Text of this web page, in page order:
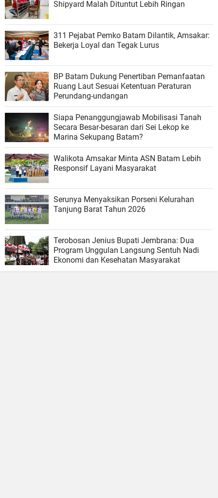
Shipyard Malah Dituntut Lebih Ringan
311 Pejabat Pemko Batam Dilantik, Amsakar:
Bekerja Loyal dan Tegak Lurus
BP Batam Dukung Penertiban Pemanfaatan
Ruang Laut Sesuai Ketentuan Peraturan
Perundang-undangan
Siapa Penanggungjawab Mobilisasi Tanah
Secara Besar-besaran dari Sei Lekop ke
Marina Sekupang Batam?
Walikota Amsakar Minta ASN Batam Lebih
Responsif Layani Masyarakat
Serunya Menyaksikan Porseni Kelurahan
Tanjung Barat Tahun 2026
Terobosan Jenius Bupati Jembrana: Dua
Program Unggulan Langsung Sentuh Nadi
Ekonomi dan Kesehatan Masyarakat